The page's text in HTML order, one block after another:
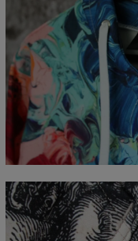
Mierzone na płasko
CM
A - Długość całkowita
B - Sz. klatki piersiowej
C - Długość rękawów